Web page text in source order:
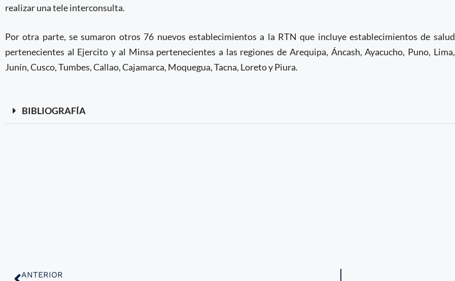
realizar una tele interconsulta.
Por otra parte, se sumaron otros 76 nuevos establecimientos a la RTN que incluye establecimientos de salud
pertenecientes al Ejercito y al Minsa pertenecientes a las regiones de Arequipa, Áncash, Ayacucho, Puno, Lima,
Junín, Cusco, Tumbes, Callao, Cajamarca, Moquegua, Tacna, Loreto y Piura.
BIBLIOGRAFÍA
ANTERIOR